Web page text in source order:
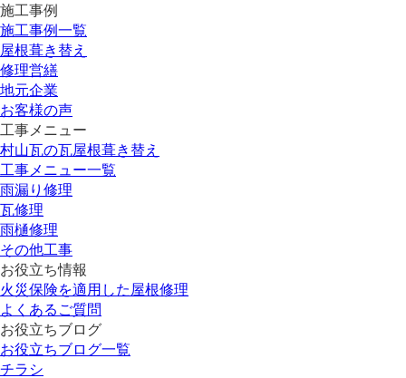
施工事例
施工事例一覧
屋根葺き替え
修理営繕
地元企業
お客様の声
工事メニュー
村山瓦の瓦屋根葺き替え
工事メニュー一覧
雨漏り修理
瓦修理
雨樋修理
その他工事
お役立ち情報
火災保険を適用した屋根修理
よくあるご質問
お役立ちブログ
お役立ちブログ一覧
チラシ